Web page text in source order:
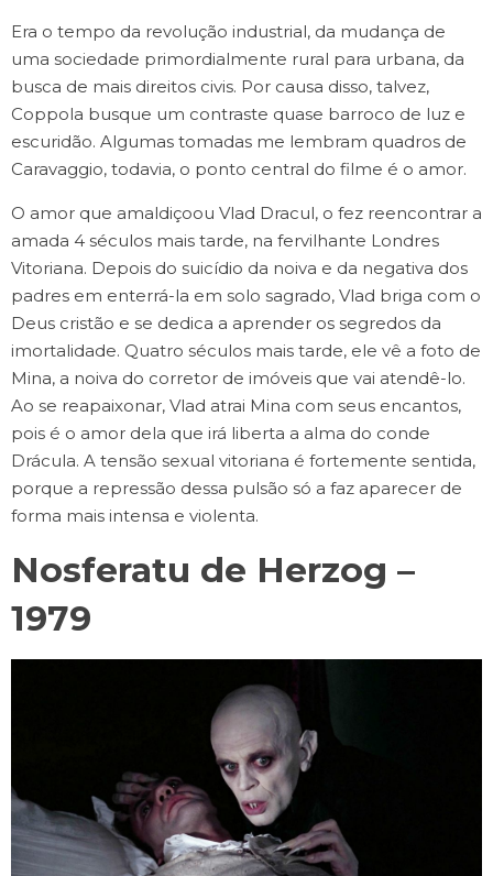
Era o tempo da revolução industrial, da mudança de
uma sociedade primordialmente rural para urbana, da
busca de mais direitos civis. Por causa disso, talvez,
Coppola busque um contraste quase barroco de luz e
escuridão. Algumas tomadas me lembram quadros de
Caravaggio, todavia, o ponto central do filme é o amor.
O amor que amaldiçoou Vlad Dracul, o fez reencontrar a
amada 4 séculos mais tarde, na fervilhante Londres
Vitoriana. Depois do suicídio da noiva e da negativa dos
padres em enterrá-la em solo sagrado, Vlad briga com o
Deus cristão e se dedica a aprender os segredos da
imortalidade. Quatro séculos mais tarde, ele vê a foto de
Mina, a noiva do corretor de imóveis que vai atendê-lo.
Ao se reapaixonar, Vlad atrai Mina com seus encantos,
pois é o amor dela que irá liberta a alma do conde
Drácula. A tensão sexual vitoriana é fortemente sentida,
porque a repressão dessa pulsão só a faz aparecer de
forma mais intensa e violenta.
Nosferatu de Herzog –
1979